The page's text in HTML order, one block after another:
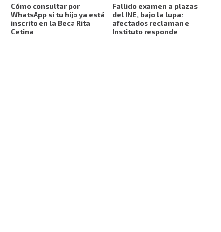
Cómo consultar por
WhatsApp si tu hijo ya está
inscrito en la Beca Rita
Cetina
Fallido examen a plazas
del INE, bajo la lupa:
afectados reclaman e
Instituto responde